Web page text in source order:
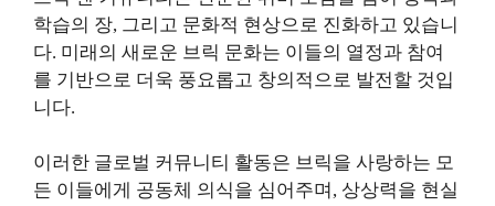
학습의 장, 그리고 문화적 현상으로 진화하고 있습니
다. 미래의 새로운 브릭 문화는 이들의 열정과 참여
를 기반으로 더욱 풍요롭고 창의적으로 발전할 것입
니다.
이러한 글로벌 커뮤니티 활동은 브릭을 사랑하는 모
든 이들에게 공동체 의식을 심어주며, 상상력을 현실